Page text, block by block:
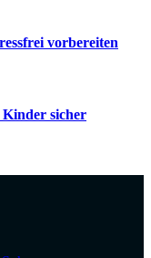
vorbereiten
Kinder sicher